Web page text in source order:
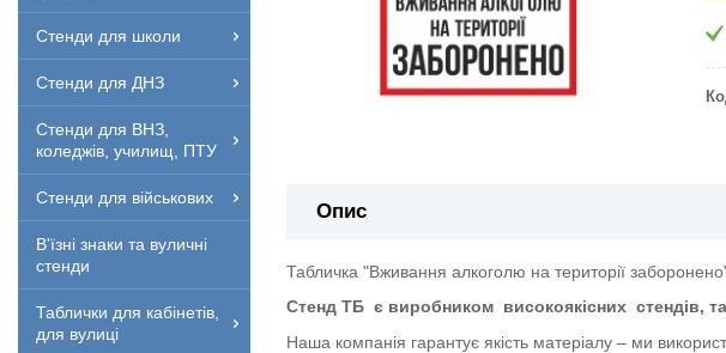
Стенди для школи
Стенди для ДНЗ
Стенди для ВНЗ,
коледжів, училищ, ПТУ
Стенди для військових
В'їзні знаки та вуличні
стенди
Таблички для кабінетів,
для вулиці
Опис
Табличка "Вживання алкоголю на території
Стенд ТБ є виробником високоякісних стендів,
Наша компанія гарантує якість матеріалу – ми